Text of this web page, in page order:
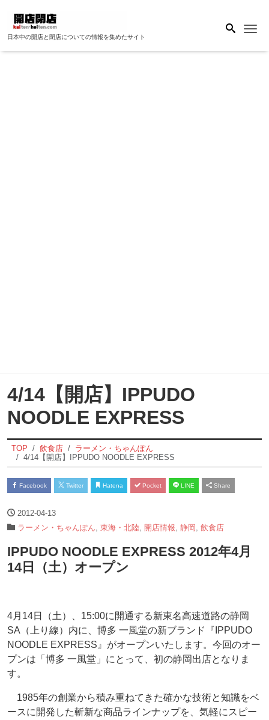
日本中の開店と閉店についての情報を集めたサイト
4/14【開店】IPPUDO
NOODLE EXPRESS
TOP 飲食店
ラーメン・ちゃんぽん
4/14【開店】IPPUDO NOODLE EXPRESS
Facebook Twitter Hatena Pocket LINE Share
2012-04-13
ラーメン・ちゃんぽん 東海・北陸 開店情報 静岡 飲食店
IPPUDO NOODLE EXPRESS 2012年4月
14日（土）オープン
4月14日（土）、15:00に開通する新東名高速道路の静岡
SA（上り線）内に、博多 一風堂の新ブランド『IPPUDO
NOODLE EXPRESS』がオープンいたします。今回のオー
プンは「博多 一風堂」にとって、初の静岡出店となりま
す。
1985年の創業から積み重ねてきた確かな技術と知識をベ
ースに開発した斬新な商品ラインナップを、気軽にスピー